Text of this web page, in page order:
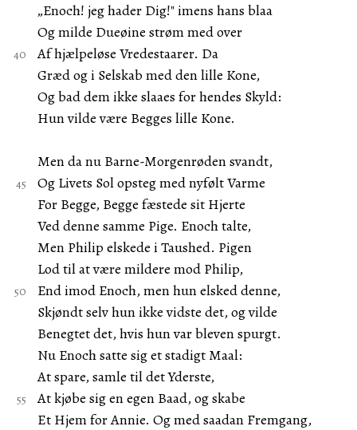
„Enoch! jeg hader Dig!" imens hans blaa
Og milde Dueøine strøm med over
Af hjælpeløse Vredestaarer. Da
Græd og i Selskab med den lille Kone,
Og bad dem ikke slaaes for hendes Skyld:
Hun vilde være Begges lille Kone.
Men da nu Barne-Morgenrøden svandt,
Og Livets Sol opsteg med nyfølt Varme
For Begge, Begge fæstede sit Hjerte
Ved denne samme Pige. Enoch talte,
Men Philip elskede i Taushed. Pigen
Lod til at være mildere mod Philip,
End imod Enoch, men hun elsked denne,
Skjøndt selv hun ikke vidste det, og vilde
Benegtet det, hvis hun var bleven spurgt.
Nu Enoch satte sig et stadigt Maal:
At spare, samle til det Yderste,
At kjøbe sig en egen Baad, og skabe
Et Hjem for Annie. Og med saadan Fremgang,